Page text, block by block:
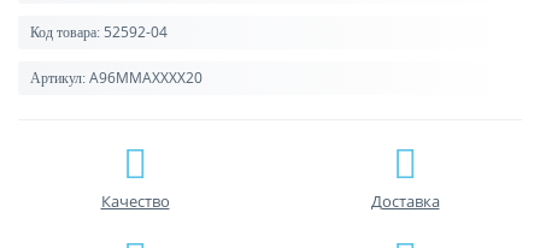
Код товара: 52592-04
Артикул: A96MMAXXXX20
Качество Доставка